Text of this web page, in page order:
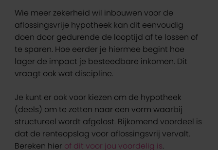
Wie meer zekerheid wil inbouwen voor de
aflossingsvrije hypotheek kan dit eenvoudig
doen door gedurende de looptijd af te lossen of
te sparen. Hoe eerder je hiermee begint hoe
lager de impact je besteedbare inkomen. Dit
vraagt ook wat discipline.
Je kunt er ook voor kiezen om de hypotheek
(deels) om te zetten naar een vorm waarbij
structureel wordt afgelost. Bijkomend voordeel is
dat de renteopslag voor aflossingsvrij vervalt.
Bereken hier of dit voor jou voordelig is.